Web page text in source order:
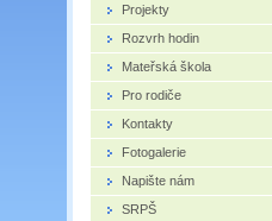
Projekty
Rozvrh hodin
Mateřská škola
Pro rodiče
Kontakty
Fotogalerie
Napište nám
SRPŠ